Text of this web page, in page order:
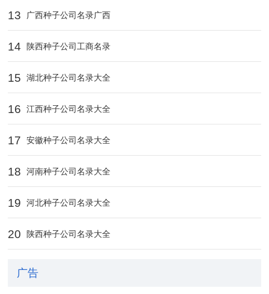
13 广西种子公司名录广西
14 陕西种子公司工商名录
15 湖北种子公司名录大全
16 江西种子公司名录大全
17 安徽种子公司名录大全
18 河南种子公司名录大全
19 河北种子公司名录大全
20 陕西种子公司名录大全
广告